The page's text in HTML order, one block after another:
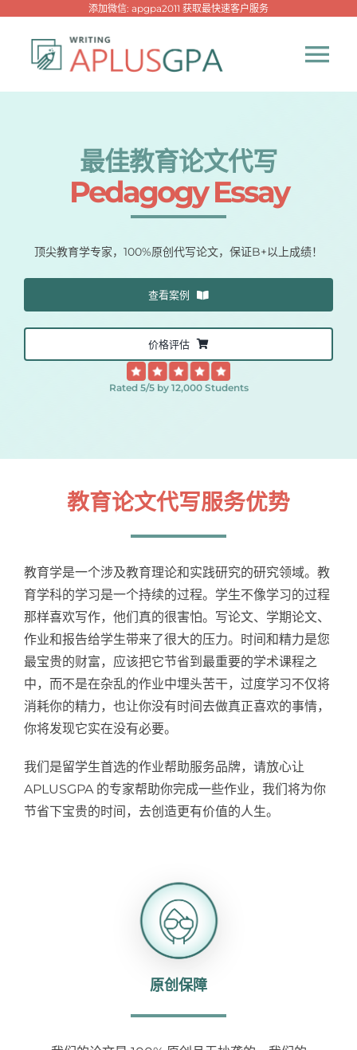
添加微信: apgpa2011 获取最快速客户服务
网课专家
代写资讯 New！
最佳教育论文代写
Pedagogy Essay
顶尖教育学专家，100%原创代写论文，保证B+以上成绩！
查看案例
价格评估
Rated 5/5 by 12,000 Students
教育论文代写服务优势
教育学是一个涉及教育理论和实践研究的研究领域。教
育学科的学习是一个持续的过程。学生不像学习的过程
那样喜欢写作，他们真的很害怕。写论文、学期论文、
作业和报告给学生带来了很大的压力。时间和精力是您
最宝贵的财富，应该把它节省到最重要的学术课程之
中，而不是在杂乱的作业中埋头苦干，过度学习不仅将
消耗你的精力，也让你没有时间去做真正喜欢的事情，
你将发现它实在没有必要。
我们是留学生首选的作业帮助服务品牌，请放心让
APLUSGPA 的专家帮助你完成一些作业，我们将为你
节省下宝贵的时间，去创造更有价值的人生。
原创保障